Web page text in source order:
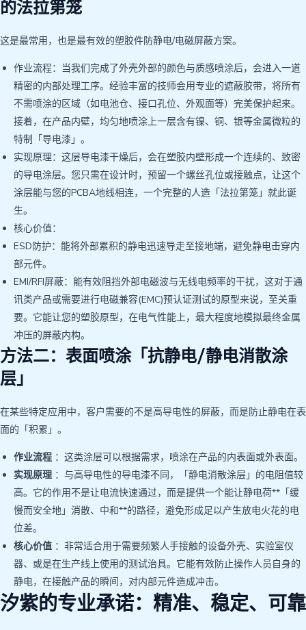
的法拉第笼
这是最常用，也是最有效的塑胶件防静电/电磁屏蔽方案。
作业流程：当我们完成了外壳外部的颜色与质感喷涂后，会进入一道
精密的内部处理工序。经验丰富的技师会用专业的遮蔽胶带，将所有
不需喷涂的区域（如电池仓、接口孔位、外观面等）完美保护起来。
接着，在产品内壁，均匀地喷涂上一层含有镍、铜、银等金属微粒的
特制「导电漆」。
实现原理：这层导电漆干燥后，会在塑胶内壁形成一个连续的、致密
的导电涂层。您只需在设计时，预留一个螺丝孔位或接触点，让这个
涂层能与您的PCBA地线相连，一个完整的人造「法拉第笼」就此诞
生。
核心价值：
ESD防护：能将外部累积的静电迅速导走至接地端，避免静电击穿内
部元件。
EMI/RFI屏蔽：能有效阻挡外部电磁波与无线电频率的干扰，这对于通
讯类产品或需要进行电磁兼容(EMC)预认证测试的原型来说，至关重
要。它能让您的塑胶原型，在电气性能上，最大程度地模拟最终金属
冲压的屏蔽内构。
方法二：表面喷涂「抗静电/静电消散涂
层」
在某些特定应用中，客户需要的不是高导电性的屏蔽，而是防止静电在表
面的「积累」。
作业流程 ：这类涂层可以根据需求，喷涂在产品的内表面或外表面。
实现原理 ：与高导电性的导电漆不同，「静电消散涂层」的电阻值较
高。它的作用不是让电流快速通过，而是提供一个能让静电荷**「缓
慢而安全地」消散、中和**的路径，避免形成足以产生放电火花的电
位差。
核心价值 ：非常适合用于需要频繁人手接触的设备外壳、实验室仪
器、或是在生产线上使用的测试治具。它能有效防止操作人员自身的
静电，在接触产品的瞬间，对内部元件造成冲击。
汐紫的专业承诺：精准、稳定、可靠